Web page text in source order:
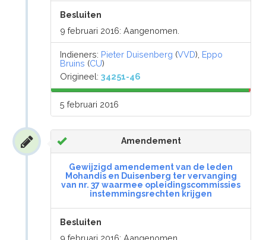
Besluiten
9 februari 2016: Aangenomen.
Indieners: Pieter Duisenberg (VVD), Eppo
Bruins (CU)
Origineel:34251-46
5 februari 2016
Amendement
Gewijzigd amendement van de leden
Mohandis en Duisenberg ter vervanging
van nr. 37 waarmee opleidingscommissies
instemmingsrechten krijgen
Besluiten
9 februari 2016: Aangenomen.